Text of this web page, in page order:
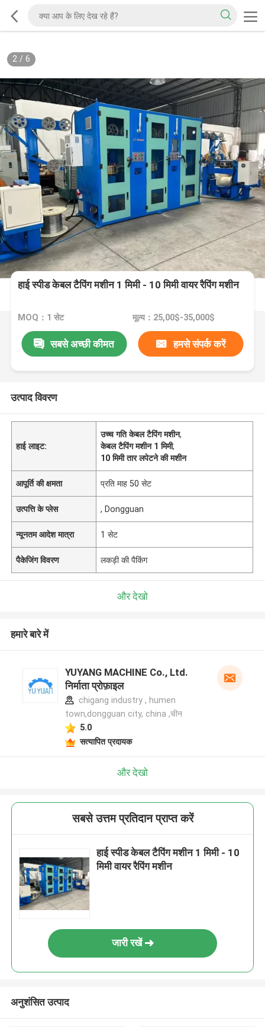
2/ 6
हाई स्पीड केबल टैपिंग मशीन 1 मिमी - 10 मिमी वायर रैपिंग मशीन
MOQ：1 सेट मूल्य：25,00$-35,000$
सबसे अच्छी कीमत हमसे संपर्क करें
उत्पाद विवरण
हाई लाइट:
उच्च गति केबल टैपिंग मशीन,
केबल टैपिंग मशीन 1 मिमी,
10 मिमी तार लपेटने की मशीन
आपूर्ति की क्षमता प्रति माह 50 सेट
उत्पत्ति के प्लेस , Dongguan
न्यूनतम आदेश मात्रा 1 सेट
पैकेजिंग विवरण लकड़ी की पैकिंग
और देखो
हमारे बारे में
YUYANG MACHINE Co., Ltd.
निर्माता प्रोफ़ाइल
chigang industry , humen
town,dongguan city, china ,चीन
5.0
सत्यापित प्रदायक
और देखो
सबसे उत्तम प्रतिदान प्राप्त करें
हाई स्पीड केबल टैपिंग मशीन 1 मिमी - 10
मिमी वायर रैपिंग मशीन
जारी रखें
अनुशंसित उत्पाद